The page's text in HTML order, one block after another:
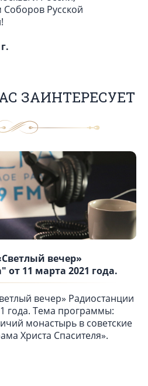
Русской
ЗАИНТЕРЕСУЕТ
вечер»
11 марта 2021 года.
вечер» Радиостанции
года. Тема программы:
монастырь в советские
Христа Спасителя».